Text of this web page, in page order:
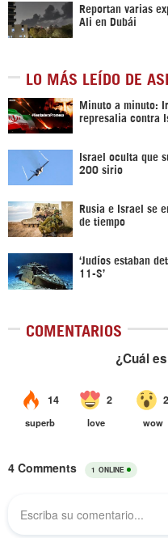
Reportan varias
Ali en Dubái
LO MÁS LEÍDO DE
Minuto a minuto:
represalia contra
Israel oculta que
200 sirio
Rusia e Israel se
de tiempo
‘Judíos estaban
11-S’
COMENTARIOS